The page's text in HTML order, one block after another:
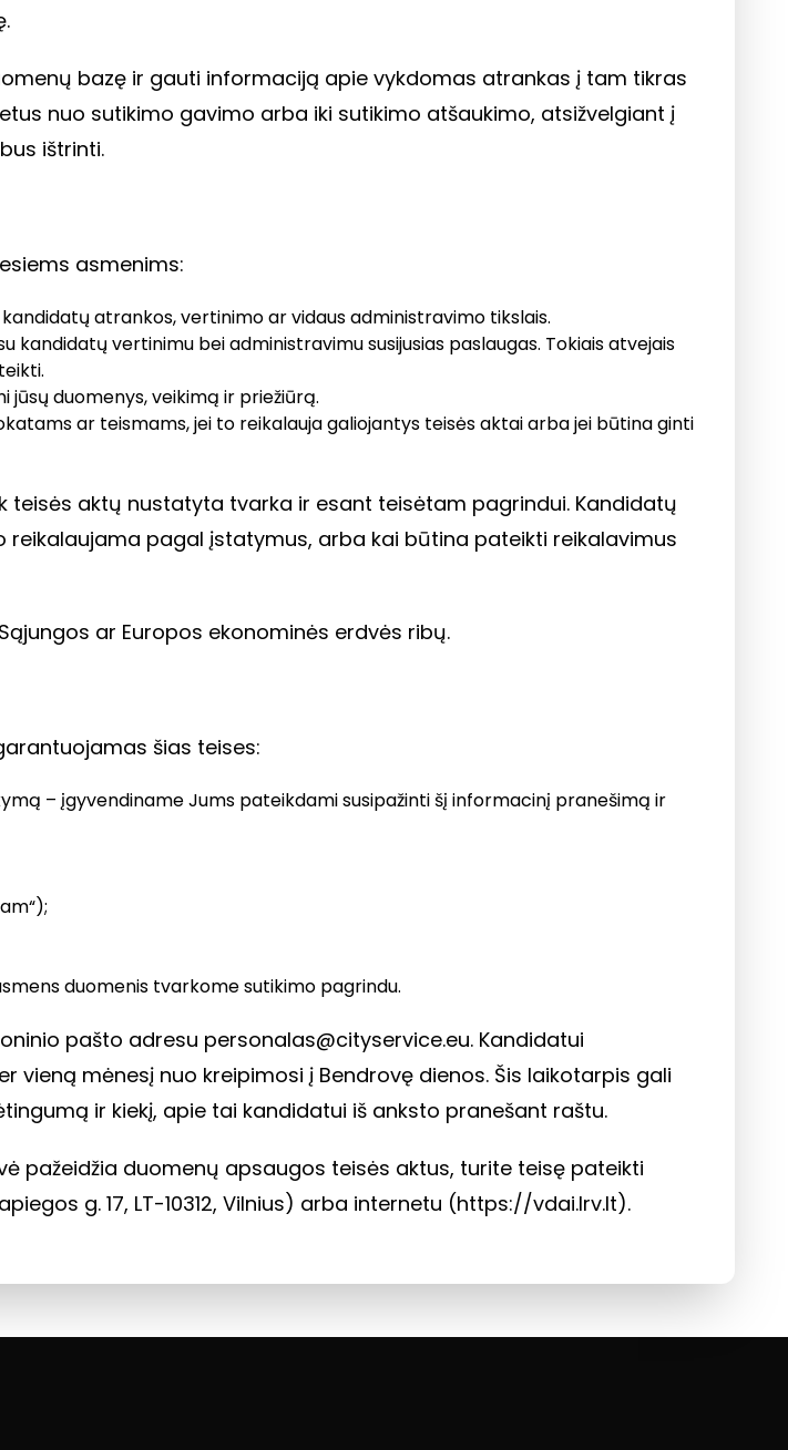
bazę ir gauti informaciją apie vykdomas atrankas į tam tikras
nuo sutikimo gavimo arba iki sutikimo atšaukimo, atsižvelgiant į
ištrinti.
asmenims:
atrankos, vertinimo ar vidaus administravimo tikslais.
vertinimu bei administravimu susijusias paslaugas. Tokiais atvejais
jūsų duomenys, veikimą ir priežiūrą.
ar teismams, jei to reikalauja galiojantys teisės aktai arba jei būtina ginti
aktų nustatyta tvarka ir esant teisėtam pagrindui. Kandidatų
pagal įstatymus, arba kai būtina pateikti reikalavimus
ar Europos ekonominės erdvės ribų.
šias teises:
– įgyvendiname Jums pateikdami susipažinti šį informacinį pranešimą ir
duomenis tvarkome sutikimo pagrindu.
pašto adresu personalas@cityservice.eu. Kandidatui
mėnesį nuo kreipimosi į Bendrovę dienos. Šis laikotarpis gali
ir kiekį, apie tai kandidatui iš anksto pranešant raštu.
pažeidžia duomenų apsaugos teisės aktus, turite teisę pateikti
g. 17, LT-10312, Vilnius) arba internetu (https://vdai.lrv.lt).